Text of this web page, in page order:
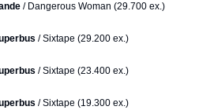
/ Dangerous Woman (29.700 ex.)
/ Sixtape (29.200 ex.)
/ Sixtape (23.400 ex.)
/ Sixtape (19.300 ex.)